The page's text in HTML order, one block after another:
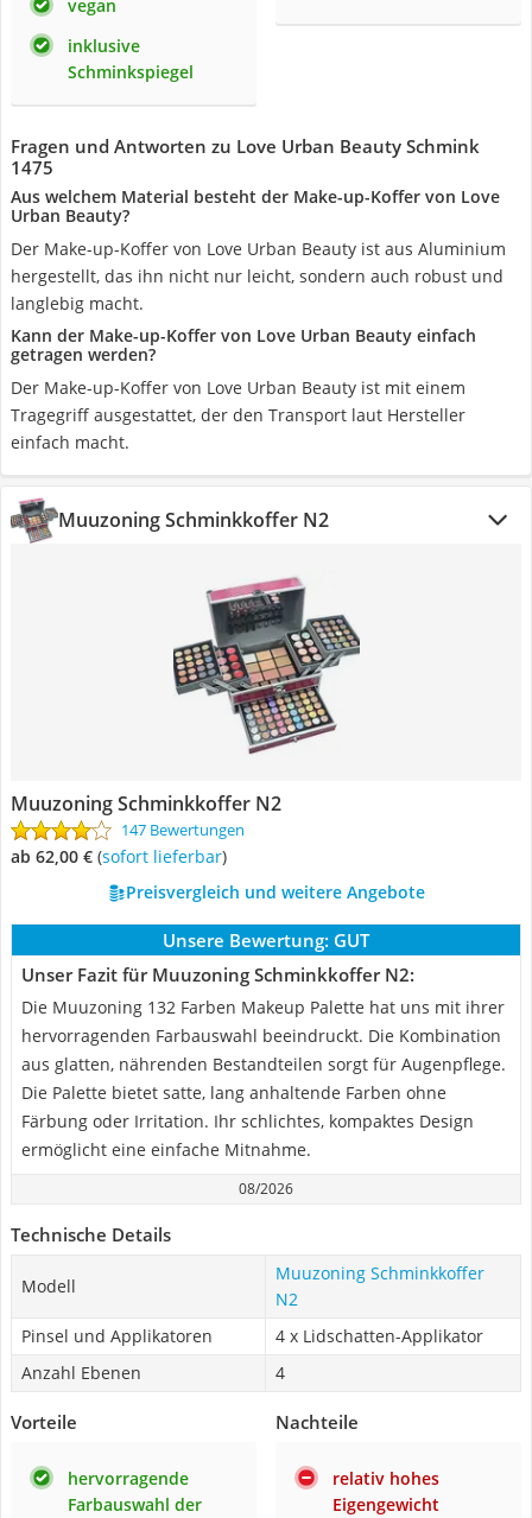
vegan
inklusive
Schminkspiegel
Fragen und Antworten zu Love Urban Beauty Schmink
1475
Aus welchem Material besteht der Make-up-Koffer von Love
Urban Beauty?
Der Make-up-Koffer von Love Urban Beauty ist aus Aluminium
hergestellt, das ihn nicht nur leicht, sondern auch robust und
langlebig macht.
Kann der Make-up-Koffer von Love Urban Beauty einfach
getragen werden?
Der Make-up-Koffer von Love Urban Beauty ist mit einem
Tragegriff ausgestattet, der den Transport laut Hersteller
einfach macht.
Muuzoning Schminkkoffer N2
Muuzoning Schminkkoffer N2
147 Bewertungen
ab 62,00 € ( Sofort lieferbar)
Preisvergleich und weitere Angebote
Unsere Bewertung: GUT
Unser Fazit für Muuzoning Schminkkoffer N2:
Die Muuzoning 132 Farben Makeup Palette hat uns mit ihrer
hervorragenden Farbauswahl beeindruckt. Die Kombination
aus glatten, nährenden Bestandteilen sorgt für Augenpflege.
Die Palette bietet satte, lang anhaltende Farben ohne
Färbung oder Irritation. Ihr schlichtes, kompaktes Design
ermöglicht eine einfache Mitnahme.
08/2026
Technische Details
Modell
Muuzoning Schminkkoffer
N2
Pinsel und Applikatoren
4 x Lidschatten-Applikator
Anzahl Ebenen
4
Vorteile
hervorragende
Farbauswahl der
Nachteile
relativ hohes
Eigengewicht